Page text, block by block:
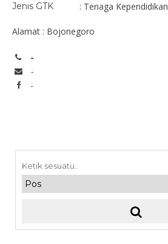
Jenis GTK : Tenaga Kependidikan
Alamat : Bojonegoro
-
-
-